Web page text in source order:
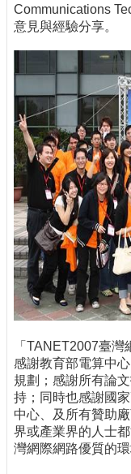
Communications
意見與經驗分享。
「TANET2007臺
感謝教育部電算中
規劃；感謝所有論
持；同時也感謝國
中心、及所有贊助
界或產業界的人士
灣網際網路優質的環